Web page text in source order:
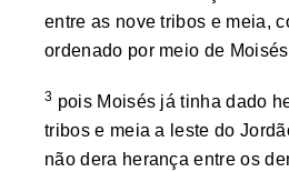
entre as nove tribos e meia,
ordenado por meio de
3 pois Moisés já tinha dado
tribos e meia a leste do
não dera herança entre os